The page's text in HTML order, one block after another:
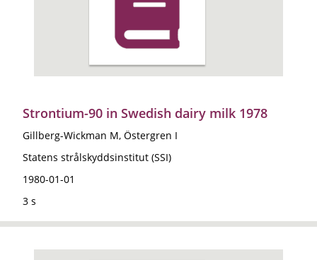
Strontium-90 in Swedish dairy milk 1978
Gillberg-Wickman M, Östergren I
Statens strålskyddsinstitut (SSI)
1980-01-01
3 s